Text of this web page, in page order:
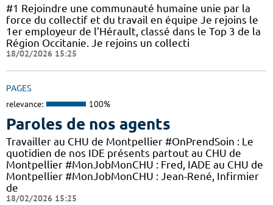
#1 Rejoindre une communauté humaine unie par la
force du collectif et du travail en équipe Je rejoins le
1er employeur de l’Hérault, classé dans le Top 3 de la
Région Occitanie. Je rejoins un collecti
18/02/2026 15:25
PAGES
relevance: 100%
Paroles de nos agents
Travailler au CHU de Montpellier #OnPrendSoin : Le
quotidien de nos IDE présents partout au CHU de
Montpellier #MonJobMonCHU : Fred, IADE au CHU de
Montpellier #MonJobMonCHU : Jean-René, Infirmier
de
18/02/2026 15:25